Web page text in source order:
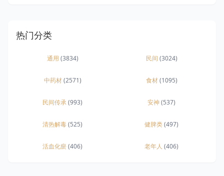
热门分类
通用 (3834) 民间 (3024)
中药材(2571) 食材(1095)
民间传承(993) 安神(537)
清热解毒(525) 健脾类(497)
活血化瘀(406) 老年人 (406)